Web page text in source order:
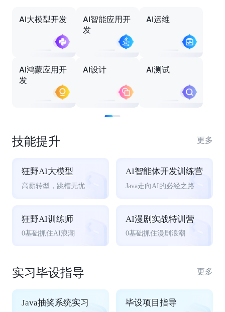
AI大模型开发
AI智能应用开
发
AI运维
AI鸿蒙应用开
发
AI设计 AI测试
技能提升 更多
狂野AI大模型
高薪转型，跳槽无忧
AI智能体开发训练营
Java走向AI的必经之路
狂野AI训练师
0基础抓住AI浪潮
AI漫剧实战特训营
0基础抓住漫剧浪潮
实习毕设指导 更多
Java抽奖系统实习 毕设项目指导